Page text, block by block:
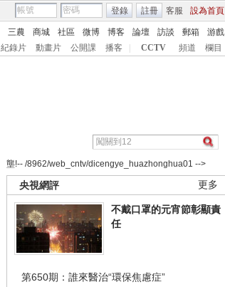
客服 設為首頁
登錄 註冊
三農 商城 社區 微博 博客 論壇 訪談 郵箱
游戲
紀錄片 動畫片 公開課 播客 CCTV 頻道 欄目
壟!-- /8962/web_cntv/dicengye_huazhonghua01 -->
更多
央視網評
不戴口罩的元宵節彰顯責
任
第650期：誰來醫治“環保焦慮症”